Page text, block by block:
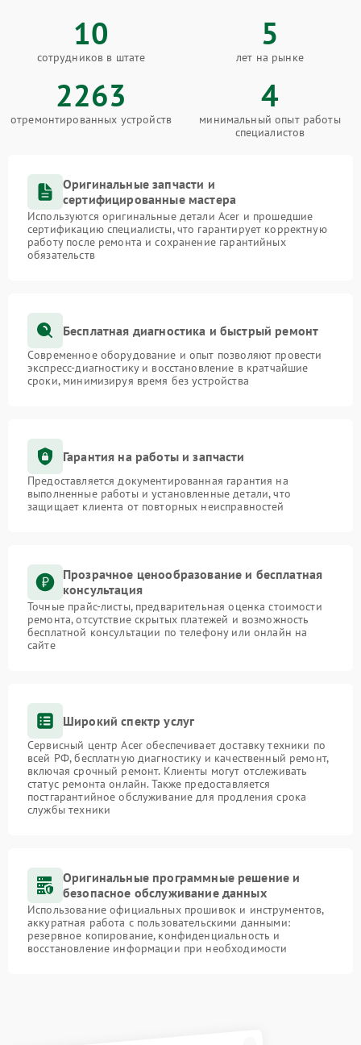
10
сотрудников в штате
5
лет на рынке
2263
отремонтированных устройств
4
минимальный опыт работы
специалистов
Оригинальные запчасти и
сертифицированные мастера
Используются оригинальные детали Acer и прошедшие
сертификацию специалисты, что гарантирует корректную
работу после ремонта и сохранение гарантийных
обязательств
Бесплатная диагностика и быстрый ремонт
Современное оборудование и опыт позволяют провести
экспресс-диагностику и восстановление в кратчайшие
сроки, минимизируя время без устройства
Гарантия на работы и запчасти
Предоставляется документированная гарантия на
выполненные работы и установленные детали, что
защищает клиента от повторных неисправностей
Прозрачное ценообразование и бесплатная
консультация
Точные прайс-листы, предварительная оценка стоимости
ремонта, отсутствие скрытых платежей и возможность
бесплатной консультации по телефону или онлайн на
сайте
Широкий спектр услуг
Сервисный центр Acer обеспечивает доставку техники по
всей РФ, бесплатную диагностику и качественный ремонт,
включая срочный ремонт. Клиенты могут отслеживать
статус ремонта онлайн. Также предоставляется
постгарантийное обслуживание для продления срока
службы техники
Оригинальные программные решение и
безопасное обслуживание данных
Использование официальных прошивок и инструментов,
аккуратная работа с пользовательскими данными:
резервное копирование, конфиденциальность и
восстановление информации при необходимости